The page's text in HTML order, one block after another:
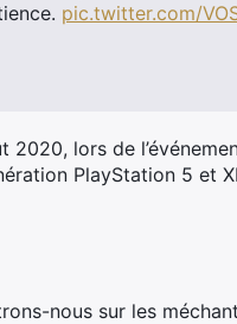
pic.twitter.com/
lors de
PlayStation 5 et
nous sur les